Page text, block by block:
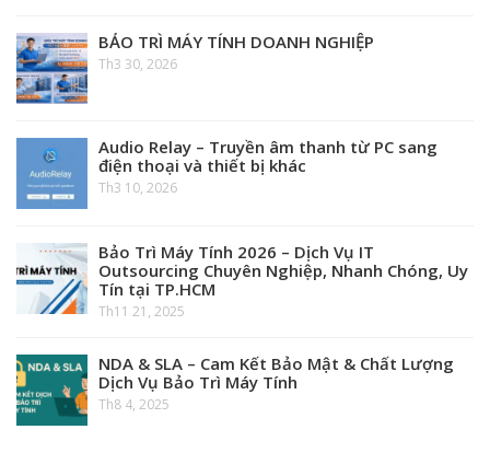
BẢO TRÌ MÁY TÍNH DOANH NGHIỆP
Th3 30, 2026
Audio Relay – Truyền âm thanh từ PC sang
điện thoại và thiết bị khác
Th3 10, 2026
Bảo Trì Máy Tính 2026 – Dịch Vụ IT
Outsourcing Chuyên Nghiệp, Nhanh Chóng, Uy
Tín tại TP.HCM
Th11 21, 2025
NDA & SLA – Cam Kết Bảo Mật & Chất Lượng
Dịch Vụ Bảo Trì Máy Tính
Th8 4, 2025